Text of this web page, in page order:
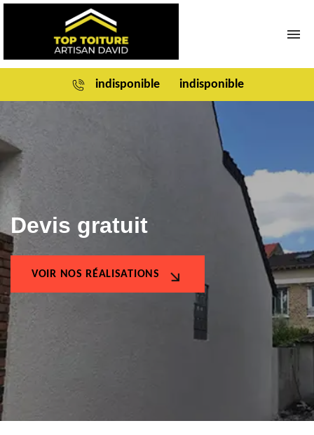
ARTISAN COUVREUR 37 À MONTLOUIS SUR LOIRE
NETTOYAGE ET RAVALEMENT DE FAÇADE 37
NETTOYAGE DEMOUSSAGE DE TOITURE 37
POSE ET CHANGEMENT DE GOUTTIÈRES 37
CHARPENTIER ZINGUEUR 37
RÉSINE ET PEINTURE SUR TOITURE 37
indisponible indisponible
Devis gratuit
VOIR NOS RÉALISATIONS